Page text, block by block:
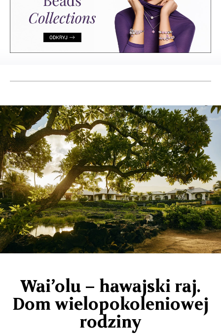
Wai’olu – hawajski raj.
Dom wielopokoleniowej
rodziny